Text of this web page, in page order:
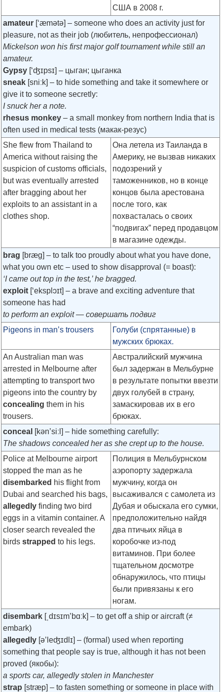
США в 2008 г.
amateur [‘æmətə] – someone who does an activity just for
pleasure, not as their job (любитель, непрофессионал)
Mickelson won his first major golf tournament while still an
amateur.
Gypsy [‘ʤɪpsɪ] – цыган; цыганка
sneak [sniːk] – to hide something and take it somewhere or
give it to someone secretly:
I snuck her a note.
rhesus monkey – a small monkey from northern India that is
often used in medical tests (макак-резус)
She flew from Thailand to
America without raising the
suspicion of customs officials,
but was eventually arrested
after bragging about her
exploits to an assistant in a
clothes shop.
Она летела из Таиланда в
Америку, не вызвав никаких
подозрений у
таможенников, но в конце
концов была арестована
после того, как
похвасталась о своих
“подвигах” перед продавцом
в магазине одежды.
brag [bræg] – to talk too proudly about what you have done,
what you own etc – used to show disapproval (= boast):
‘I came out top in the test,’ he bragged.
exploit [‘eksplɔɪt] – a brave and exciting adventure that
someone has had
to perform an exploit — совершать подвиг
Pigeons in man’s trousers
Голуби (спрятанные) в
мужских брюках.
An Australian man was
arrested in Melbourne after
attempting to transport two
pigeons into the country by
concealing them in his
trousers.
Австралийский мужчина
был задержан в Мельбурне
в результате попытки ввезти
двух голубей в страну,
замаскировав их в его
брюках.
conceal [kən’siːl] – hide something carefully:
The shadows concealed her as she crept up to the house.
Police at Melbourne airport
stopped the man as he
disembarked his flight from
Dubai and searched his bags,
allegedly finding two bird
eggs in a vitamin container. A
closer search revealed the
birds strapped to his legs.
Полиция в Мельбурнском
аэропорту задержала
мужчину, когда он
высаживался с самолета из
Дубая и обыскала его сумки,
предположительно найдя
два птичьих яйца в
коробочке из-под
витаминов. При более
тщательном досмотре
обнаружилось, что птицы
были привязаны к его
ногам.
disembark [ˌdɪsɪm’bɑːk] – to get off a ship or aircraft (≠
embark)
allegedly [ə’leʤɪdlɪ] – (formal) used when reporting
something that people say is true, although it has not been
proved (якобы):
a sports car, allegedly stolen in Manchester
strap [stræp] – to fasten something or someone in place with